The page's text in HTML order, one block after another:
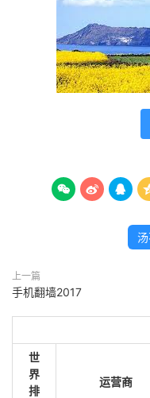
  
上一篇
手机翻墙2017
世
界
排
运营商